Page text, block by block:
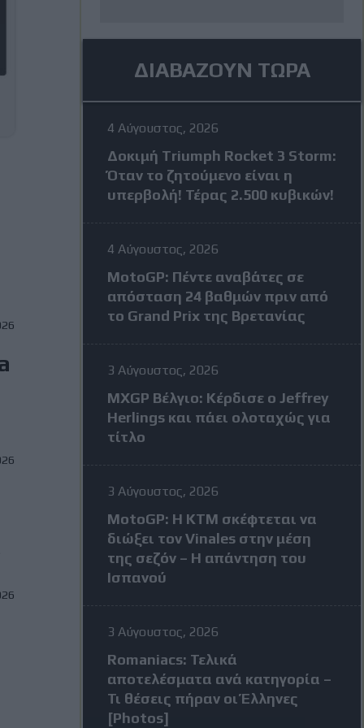
ΔΙΑΒΑΖΟΥΝ ΤΩΡΑ
4 Αύγουστος, 2026
Δοκιμή Triumph Rocket 3 Storm:
Όταν το ζητούμενο είναι η
υπερβολή! Τέρας 2.500 κυβικών!
4 Αύγουστος, 2026
MotoGP: Πέντε αναβάτες σε
απόσταση 24 βαθμών πριν από
το Grand Prix της Βρετανίας
3 Αύγουστος, 2026
MXGP Βέλγιο: Κέρδισε ο Jeffrey
Herlings και πάει ολοταχώς για
τίτλο
3 Αύγουστος, 2026
MotoGP: Η KTM σκέφτεται να
διώξει τον Vinales στην μέση
της σεζόν – Η απάντηση του
Ισπανού
3 Αύγουστος, 2026
Romaniacs: Τελικά
αποτελέσματα ανά κατηγορία –
Τι θέσεις πήραν οι Έλληνες
[Photos]